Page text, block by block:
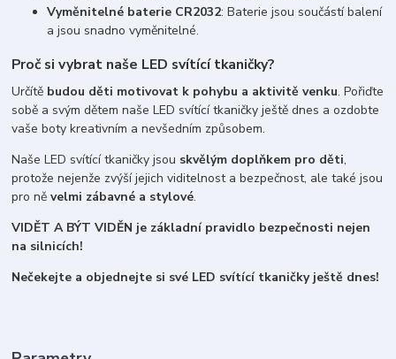
Vyměnitelné baterie CR2032: Baterie jsou součástí balení
a jsou snadno vyměnitelné.
Proč si vybrat naše LED svítící tkaničky?
Určítě budou děti motivovat k pohybu a aktivitě venku. Pořiďte
sobě a svým dětem naše LED svítící tkaničky ještě dnes a ozdobte
vaše boty kreativním a nevšedním způsobem.
Naše LED svítící tkaničky jsou skvělým doplňkem pro děti,
protože nejenže zvýší jejich viditelnost a bezpečnost, ale také jsou
pro něvelmi zábavné a stylové.
VIDĚT A BÝT VIDĚN je základní pravidlo bezpečnosti nejen
na silnicích!
Nečekejte a objednejte si své LED svítící tkaničky ještě dnes!